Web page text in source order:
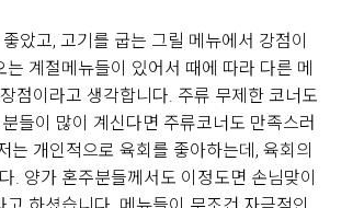
았고, 고기를 굽는 그릴 메뉴에서 강점이
계절메뉴들이 있어서 때에 따라 다른 메
점이라고 생각합니다. 주류 무제한 코너도
들이 많이 계신다면 주류코너도 만족스러
는 개인적으로 육회를 좋아하는데, 육회의
. 양가 혼주분들께서도 이정도면 손님맞이